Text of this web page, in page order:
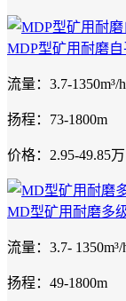
MDP型矿用耐磨
流量：3.7-1350m³/h
扬程：73-1800m
价格：2.95-49.85万
MD型矿用耐磨多
流量：3.7- 1350m³/
扬程：49-1800m